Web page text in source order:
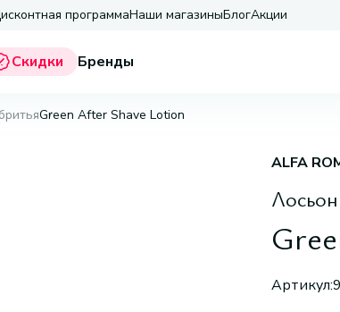
программаНаши магазиныБлогАкции
Скидки Бренды
Green After Shave Lotion
ALFA
Артикул: